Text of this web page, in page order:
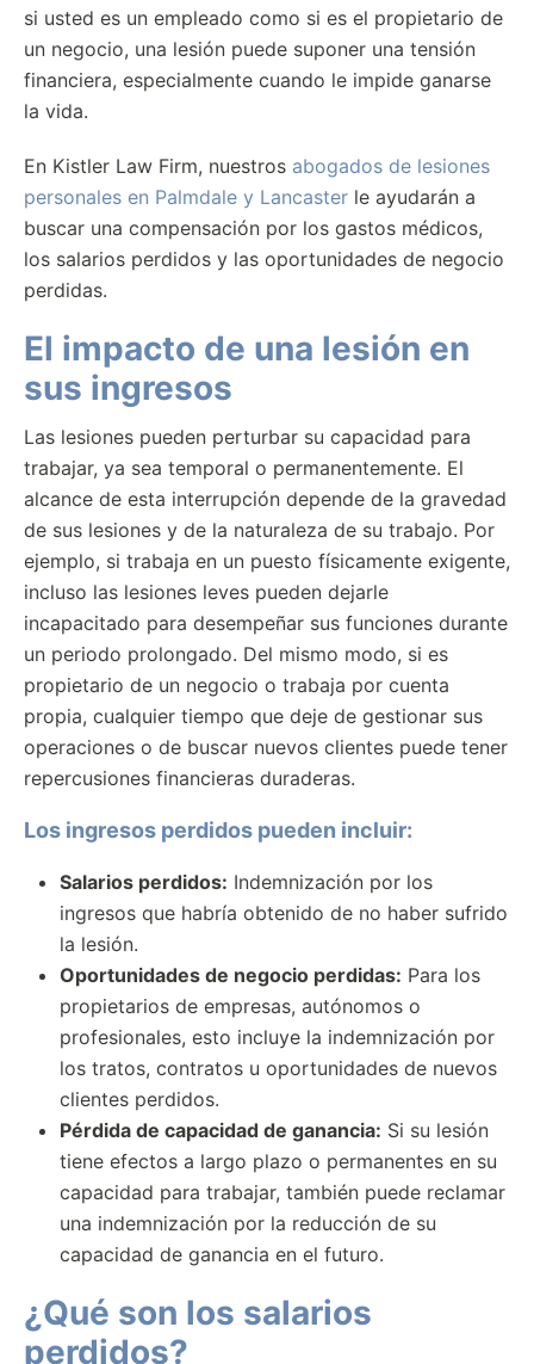
si usted es un empleado como si es el propietario de
un negocio, una lesión puede suponer una tensión
financiera, especialmente cuando le impide ganarse
la vida.
En Kistler Law Firm, nuestros abogados de lesiones
personales en Palmdale y Lancaster le ayudarán a
buscar una compensación por los gastos médicos,
los salarios perdidos y las oportunidades de negocio
perdidas.
El impacto de una lesión en
sus ingresos
Las lesiones pueden perturbar su capacidad para
trabajar, ya sea temporal o permanentemente. El
alcance de esta interrupción depende de la gravedad
de sus lesiones y de la naturaleza de su trabajo. Por
ejemplo, si trabaja en un puesto físicamente exigente,
incluso las lesiones leves pueden dejarle
incapacitado para desempeñar sus funciones durante
un periodo prolongado. Del mismo modo, si es
propietario de un negocio o trabaja por cuenta
propia, cualquier tiempo que deje de gestionar sus
operaciones o de buscar nuevos clientes puede tener
repercusiones financieras duraderas.
Los ingresos perdidos pueden incluir:
Salarios perdidos: Indemnización por los
ingresos que habría obtenido de no haber sufrido
la lesión.
Oportunidades de negocio perdidas: Para los
propietarios de empresas, autónomos o
profesionales, esto incluye la indemnización por
los tratos, contratos u oportunidades de nuevos
clientes perdidos.
Pérdida de capacidad de ganancia: Si su lesión
tiene efectos a largo plazo o permanentes en su
capacidad para trabajar, también puede reclamar
una indemnización por la reducción de su
capacidad de ganancia en el futuro.
¿Qué son los salarios
perdidos?